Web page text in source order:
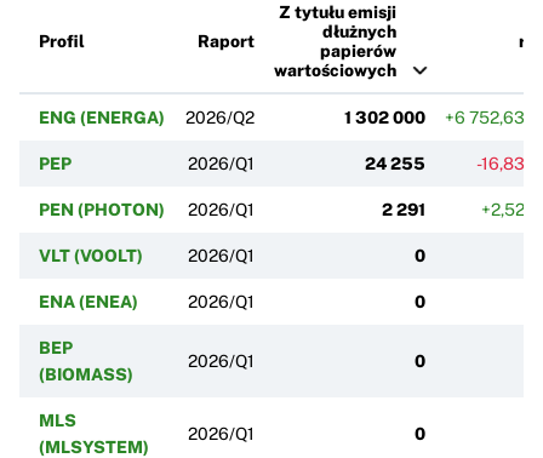
Profil Raport
Z tytułu emisji
dłużnych
papierów
wartościowych
r/r
ENG (ENERGA) 2026/Q2 1 302 000 +6 752,63%
PEP 2026/Q1 24 255 -16,83%
PEN (PHOTON) 2026/Q1 2 291 +2,52%
VLT (VOOLT) 2026/Q1 0
ENA (ENEA) 2026/Q1 0
BEP
(BIOMASS)
2026/Q1 0
MLS
(MLSYSTEM)
2026/Q1 0